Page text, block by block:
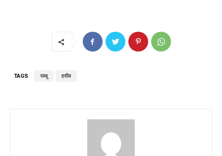
TAGS सब्बू हसीब